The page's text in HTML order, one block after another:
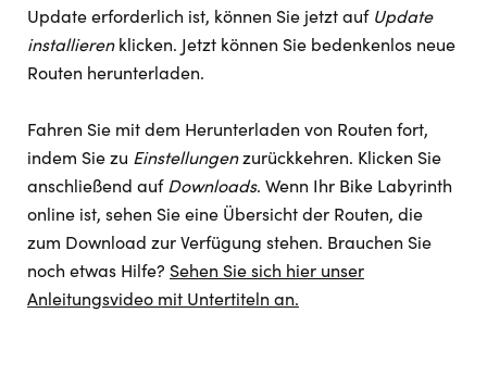
Update erforderlich ist, können Sie jetzt auf Update
installierenklicken. Jetzt können Sie bedenkenlos neue
Routen herunterladen.
Fahren Sie mit dem Herunterladen von Routen fort,
indem Sie zu Einstellungenzurückkehren. Klicken Sie
anschließend auf Downloads. Wenn Ihr Bike Labyrinth
online ist, sehen Sie eine Übersicht der Routen, die
zum Download zur Verfügung stehen. Brauchen Sie
noch etwas Hilfe? Sehen Sie sich hier unser
Anleitungsvideo mit Untertiteln an.